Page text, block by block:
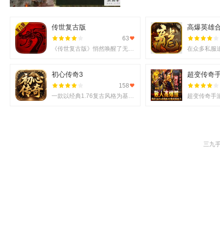
传世复古版
《传世复古版》悄然唤醒了无数老玩家的热血记忆，它不仅还原了那份熟悉的战斗激情，更在移动端上实现了诸多
63
高爆英雄
初心传奇3
一款以经典1.76复古风格为基调的《初心传奇3》悄然进入玩家视野。它不仅仅是对过往记忆的简单复刻，更是在
158
超变传奇
三九